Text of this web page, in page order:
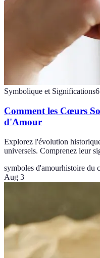
Symbolique et Significations6
Comment les Cœurs
d'Amour
Explorez l'évolution
universels. Comprenez leur
symboles d'amourhistoire du
Aug 3